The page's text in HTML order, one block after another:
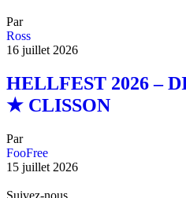
Par
Ross
16 juillet 2026
HELLFEST 2026 –
★ CLISSON
Par
FooFree
15 juillet 2026
Suivez-nous